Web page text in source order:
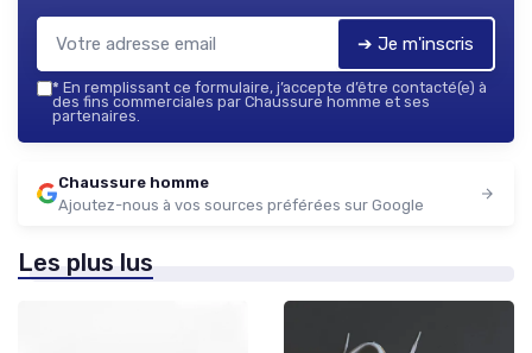
➔ Je m'inscris
* En remplissant ce formulaire, j’accepte d’être contacté(e) à
des fins commerciales par Chaussure homme et ses
partenaires.
Chaussure homme
Ajoutez-nous à vos sources préférées sur Google
Les plus lus